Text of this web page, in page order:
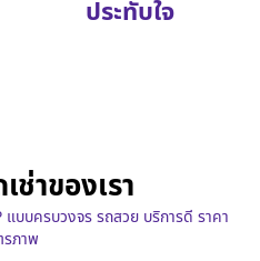
ประทับใจ
ช่าของเรา
บบครบวงจร รถสวย บริการดี ราคา
ภาพ